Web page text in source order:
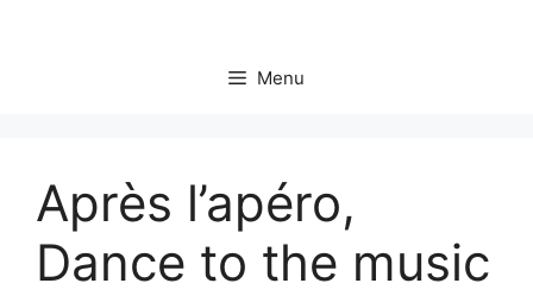
Menu
Après l’apéro,
Dance to the music